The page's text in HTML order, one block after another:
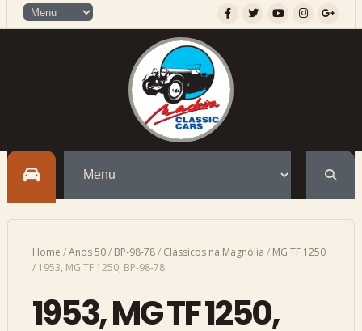
Home /Anos 50/ BP-98-78/ Clássicos na Magnólia / MG TF 1250
/ 1953, MG TF 1250, BP-98-78
1953, MG TF 1250,